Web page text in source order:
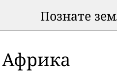
Познате
Африка